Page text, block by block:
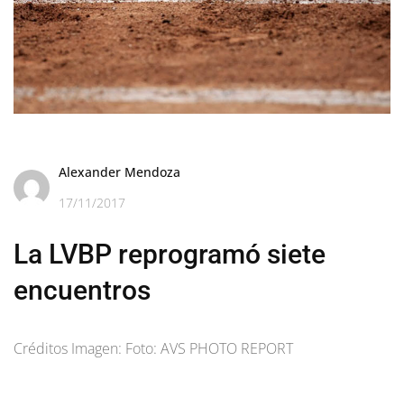
Alexander Mendoza
17/11/2017
La LVBP reprogramó siete
encuentros
Créditos Imagen: Foto: AVS PHOTO REPORT